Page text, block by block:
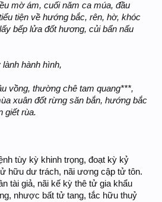
mờ ám, cuối năm ca múa, đầu
tiện về hướng bắc, rên, hờ, khóc
bếp lửa đốt hương, củi bẩn nấu
hành hình,
vồng, thường chê tam quang***,
xuân đốt rừng săn bắn, hướng bắc
giết rùa.
tùy kỳ khinh trọng, đoạt kỳ kỷ
hữu dư trách, nãi ương cập tử tôn.
tài giả, nãi kế kỳ thê tử gia khẩu
nhược bất tử tang, tắc hữu thuỷ